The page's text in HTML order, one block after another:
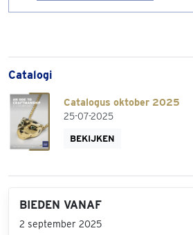
Catalogi
Catalogus oktober 2025
25-07-2025
BEKIJKEN
BIEDEN VANAF
2 september 2025